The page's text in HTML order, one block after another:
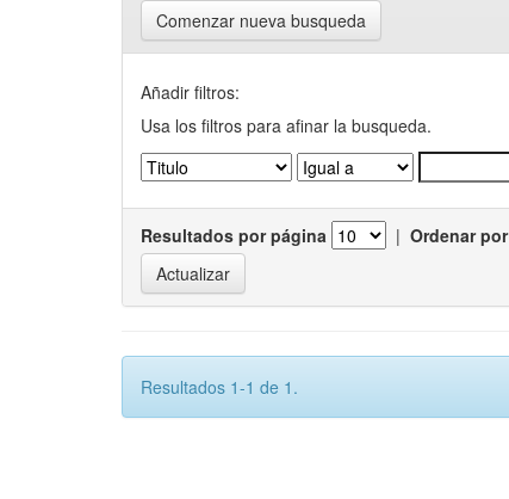
Comenzar nueva busqueda
Añadir filtros:
Usa los filtros para afinar la busqueda.
Resultados por página | Ordenar por
Resultados 1-1 de 1.